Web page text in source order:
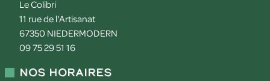
Le Colibri
11 rue de l'Artisanat
67350 NIEDERMODERN
09 75 29 51 16
Nos horaires